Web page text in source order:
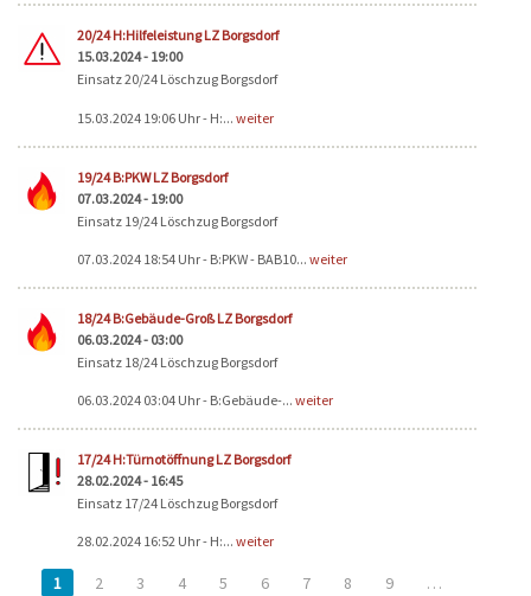
20/24 H:Hilfeleistung LZ Borgsdorf
15.03.2024 - 19:00
Einsatz 20/24 Löschzug Borgsdorf
15.03.2024 19:06 Uhr - H:... weiter
19/24 B:PKW LZ Borgsdorf
07.03.2024 - 19:00
Einsatz 19/24 Löschzug Borgsdorf
07.03.2024 18:54 Uhr - B:PKW - BAB10... weiter
18/24 B:Gebäude-Groß LZ Borgsdorf
06.03.2024 - 03:00
Einsatz 18/24 Löschzug Borgsdorf
06.03.2024 03:04 Uhr - B:Gebäude-... weiter
17/24 H:Türnotöffnung LZ Borgsdorf
28.02.2024 - 16:45
Einsatz 17/24 Löschzug Borgsdorf
28.02.2024 16:52 Uhr - H:... weiter
1 2 3 4 5 6 7 8 9
…